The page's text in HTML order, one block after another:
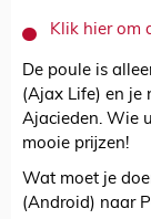
Klik hier om
De poule is
(Ajax Life) en je
Ajacieden. Wie
mooie prijzen!
Wat moet je
(Android) naar